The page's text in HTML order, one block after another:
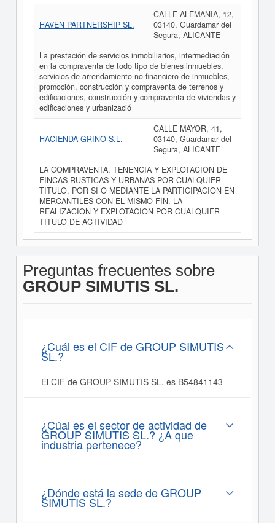
HAVEN PARTNERSHIP SL.
CALLE ALEMANIA, 12,
03140, Guardamar del
Segura, ALICANTE
La prestación de servicios inmobiliarios, intermediación
en la compraventa de todo tipo de bienes inmuebles,
servicios de arrendamiento no financiero de inmuebles,
promoción, construcción y compraventa de terrenos y
edificaciones, construcción y compraventa de viviendas y
edificaciones y urbanizació
HACIENDA GRINO S.L.
CALLE MAYOR, 41,
03140, Guardamar del
Segura, ALICANTE
LA COMPRAVENTA, TENENCIA Y EXPLOTACION DE
FINCAS RUSTICAS Y URBANAS POR CUALQUIER
TITULO, POR SI O MEDIANTE LA PARTICIPACION EN
MERCANTILES CON EL MISMO FIN. LA
REALIZACION Y EXPLOTACION POR CUALQUIER
TITULO DE ACTIVIDAD
Preguntas frecuentes sobre
GROUP SIMUTIS SL.
¿Cuál es el CIF de GROUP SIMUTIS
SL.?
El CIF de GROUP SIMUTIS SL. es B54841143
¿Cúal es el sector de actividad de
GROUP SIMUTIS SL.? ¿A que
industria pertenece?
¿Dónde está la sede de GROUP
SIMUTIS SL.?